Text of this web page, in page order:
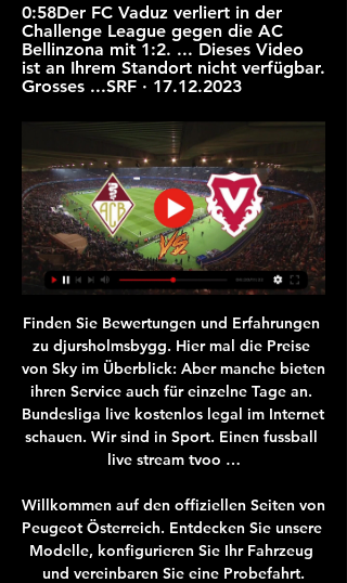
0:58Der FC Vaduz verliert in der
Challenge League gegen die AC
Bellinzona mit 1:2. ... Dieses Video
ist an Ihrem Standort nicht verfügbar.
Grosses ...SRF · 17.12.2023
Finden Sie Bewertungen und Erfahrungen
zu djursholmsbygg. Hier mal die Preise
von Sky im Überblick: Aber manche bieten
ihren Service auch für einzelne Tage an.
Bundesliga live kostenlos legal im Internet
schauen. Wir sind in Sport. Einen fussball
live stream tvoo …
Willkommen auf den offiziellen Seiten von
Peugeot Österreich. Entdecken Sie unsere
Modelle, konfigurieren Sie Ihr Fahrzeug
und vereinbaren Sie eine Probefahrt.